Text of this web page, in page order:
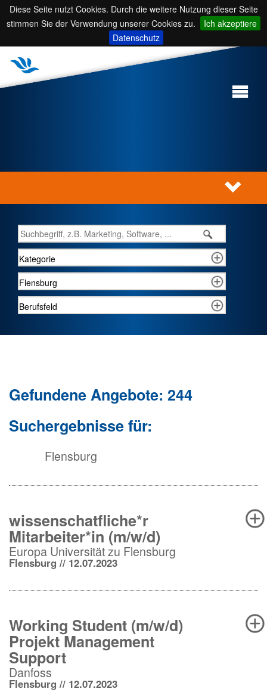
Diese Seite nutzt Cookies. Durch die weitere Nutzung dieser Seite
stimmen Sie der Verwendung unserer Cookies zu.
Ich akzeptiere
Datenschutz
Gefundene Angebote: 244
Suchergebnisse für:
Flensburg
wissenschatfliche*r
Mitarbeiter*in (m/w/d)
Europa Universität zu Flensburg
Flensburg // 12.07.2023
Working Student (m/w/d)
Projekt Management
Support
Danfoss
Flensburg // 12.07.2023